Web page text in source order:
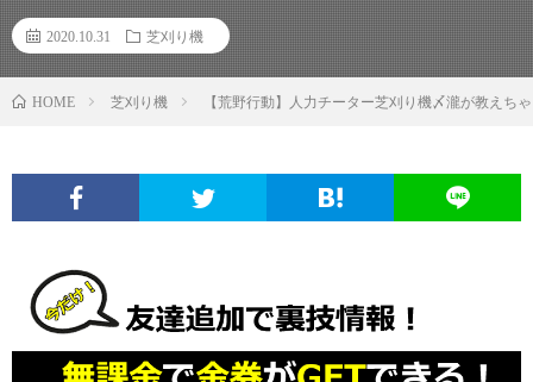
2020.10.31 芝刈り機
HOME 芝刈り機 【荒野行動】人力チーター芝刈り機〆瀧が教えち